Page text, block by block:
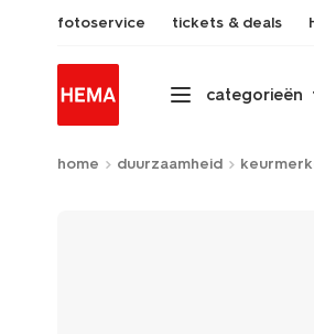
fotoservice tickets & deals
categorieën
home duurzaamheid